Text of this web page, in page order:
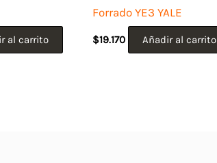
al carrito
Forrado YE3 YALE
$19.170 Añadir al carrito